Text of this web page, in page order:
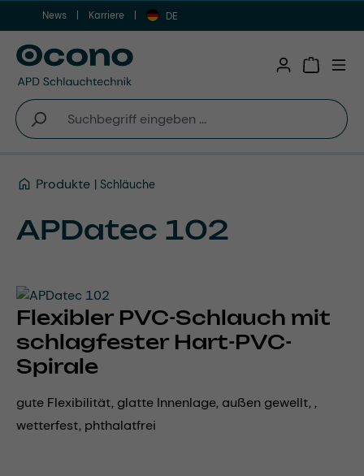
Zum Hauptinhalt springen
News Karriere DE
Produkte Schläuche
APDatec 102
Flexibler PVC-Schlauch mit
schlagfester Hart-PVC-
Spirale
gute Flexibilität, glatte Innenlage, außen gewellt, ,
wetterfest, phthalatfrei